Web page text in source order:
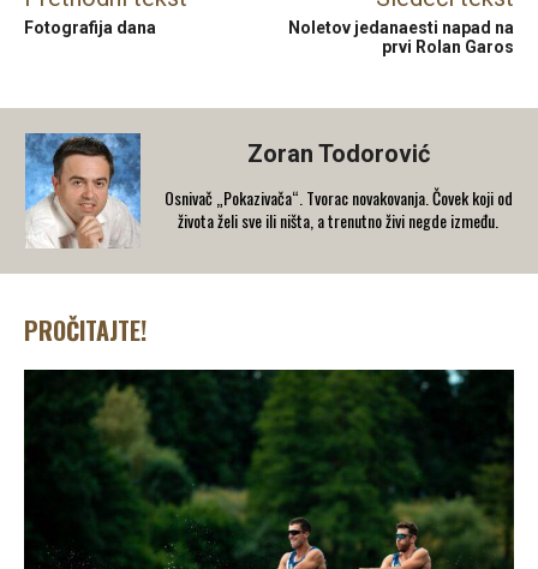
Fotografija dana
Noletov jedanaesti napad na
prvi Rolan Garos
Zoran Todorović
Osnivač „Pokazivača“. Tvorac novakovanja. Čovek koji od
života želi sve ili ništa, a trenutno živi negde između.
PROČITAJTE!